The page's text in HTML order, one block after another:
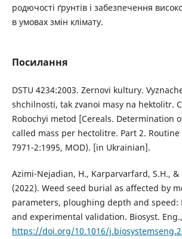
родючості ґрунтів і забезпечення
в умовах змін клімату.
Посилання
DSTU 4234:2003. Zernovi kultury.
shchilnosti, tak zvanoi masy na hektolitr.
Robochyi metod [Cereals. Determination
called mass per hectolitre. Part 2.
7971-2:1995, MOD). [in Ukrainian].
Azimi-Nejadian, H., Karparvarfard, S.H.,
(2022). Weed seed burial as affected by
parameters, ploughing depth and speed:
and experimental validation. Biosyst.
https://doi.org/10.1016/